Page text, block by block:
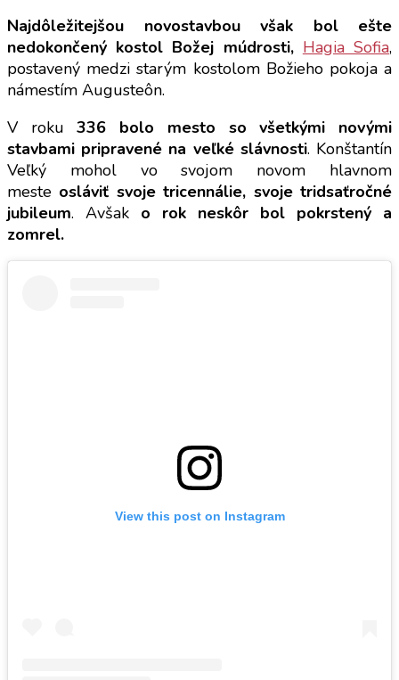
Najdôležitejšou novostavbou však bol ešte
nedokončený kostol Božej múdrosti, Hagia Sofia,
postavený medzi starým kostolom Božieho pokoja a
námestím Augusteôn.
V roku336 bolo mesto so všetkými novými
stavbami pripravené na veľké slávnosti. Konštantín
Veľký mohol vo svojom novom hlavnom
meste osláviť svoje tricennálie, svoje tridsaťročné
jubileum. Avšak o rok neskôr bol pokrstený a
zomrel.
View this post on Instagram